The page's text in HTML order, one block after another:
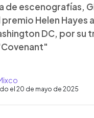
de escenografías,
Helen Hayes
DC, por su
el 20 de mayo de 2025